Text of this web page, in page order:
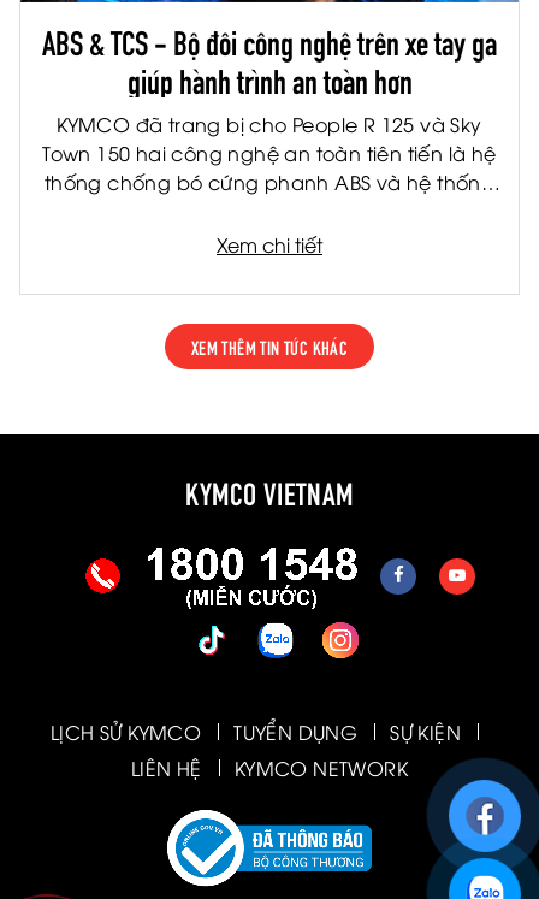
ABS & TCS - Bộ đôi công nghệ trên xe tay ga
giúp hành trình an toàn hơn
KYMCO đã trang bị cho People R 125 và Sky
Town 150 hai công nghệ an toàn tiên tiến là hệ
thống chống bó cứng phanh ABS và hệ thống
được ứng dụng rộng rãi trên các dòng xe cao
giảm thiểu rủi ro trong nhiều tình huống vận
hành thực tế.
Xem chi tiết
XEM THÊM TIN TỨC KHÁC
KYMCO VIETNAM
LỊCH SỬ KYMCO TUYỂN DỤNG
SỰ KIỆN
LIÊN HỆ
KYMCO NETWORK